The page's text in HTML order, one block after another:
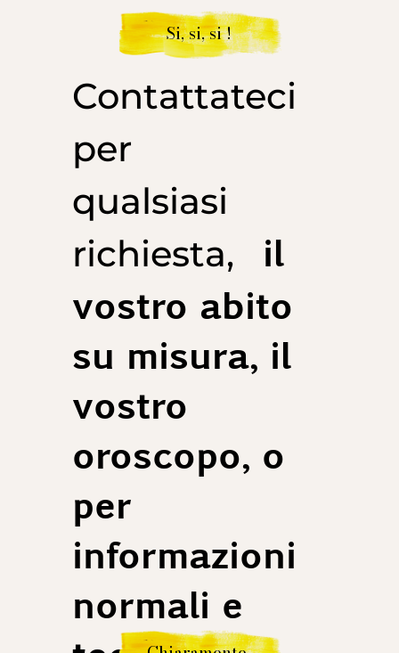
Contattateci
per
qualsiasi
richiesta,
il
vostro abito
su misura, il
vostro
oroscopo, o
per
informazioni
normali e
Si, si, si !